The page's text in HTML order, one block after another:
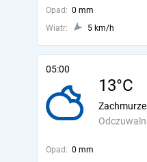
Opad: 0 mm
Wiatr:
5 km/h
05:00
13°C
Opad: 0 mm